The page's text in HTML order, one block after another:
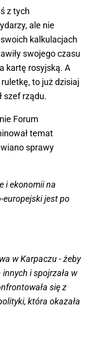
z tych
ale nie
kalkulacjach
swojego czasu
kartę rosyjską. A
to już dzisiaj
szef rządu.
Forum
temat
sprawy
i ekonomii na
jest po
w Karpaczu - żeby
i spojrzała w
się z
która okazała